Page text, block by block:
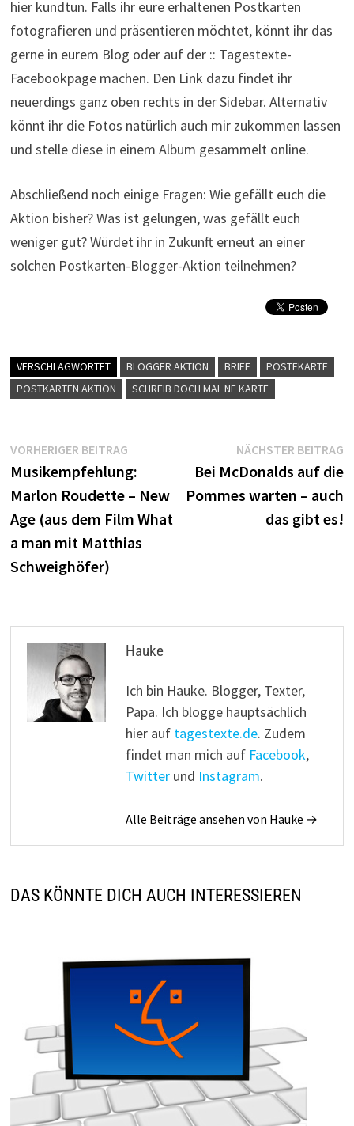
hier kundtun. Falls ihr eure erhaltenen Postkarten
fotografieren und präsentieren möchtet, könnt ihr das
gerne in eurem Blog oder auf der :: Tagestexte-
Facebookpage machen. Den Link dazu findet ihr
neuerdings ganz oben rechts in der Sidebar. Alternativ
könnt ihr die Fotos natürlich auch mir zukommen lassen
und stelle diese in einem Album gesammelt online.
Abschließend noch einige Fragen: Wie gefällt euch die
Aktion bisher? Was ist gelungen, was gefällt euch
weniger gut? Würdet ihr in Zukunft erneut an einer
solchen Postkarten-Blogger-Aktion teilnehmen?
VERSCHLAGWORTET BLOGGER AKTION BRIEF
POSTEKARTE
POSTKARTEN AKTION
SCHREIB DOCH MAL NE KARTE
Beitragsnavigation
VORHERIGER BEITRAGVorheriger
Beitrag:
Musikempfehlung:
Marlon Roudette – New
Age (aus dem Film What
a man mit Matthias
Schweighöfer)
NÄCHSTER BEITRAG
Bei McDonalds auf die
Pommes warten – auch
das gibt es!
Hauke
Ich bin Hauke. Blogger, Texter,
Papa. Ich blogge hauptsächlich
hier auf tagestexte.de. Zudem
findet man mich auf Facebook,
Twitterund Instagram.
Alle Beiträge ansehen von Hauke →
DAS KÖNNTE DICH AUCH INTERESSIEREN